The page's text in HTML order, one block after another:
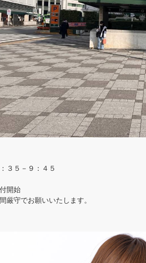
３５－９：４５
開始
厳守でお願いいたします。